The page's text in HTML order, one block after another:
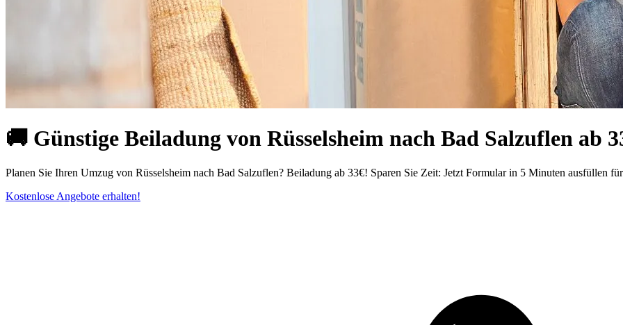
🚚 Günstige Beiladung von Rüsselsheim nach Bad Salzuflen ab
Planen Sie Ihren Umzug von Rüsselsheim nach Bad Salzuflen? Beiladung ab 33€! Sparen Sie Zeit: Jetzt Formular in 5 Minuten ausfüllen
Kostenlose Angebote erhalten!